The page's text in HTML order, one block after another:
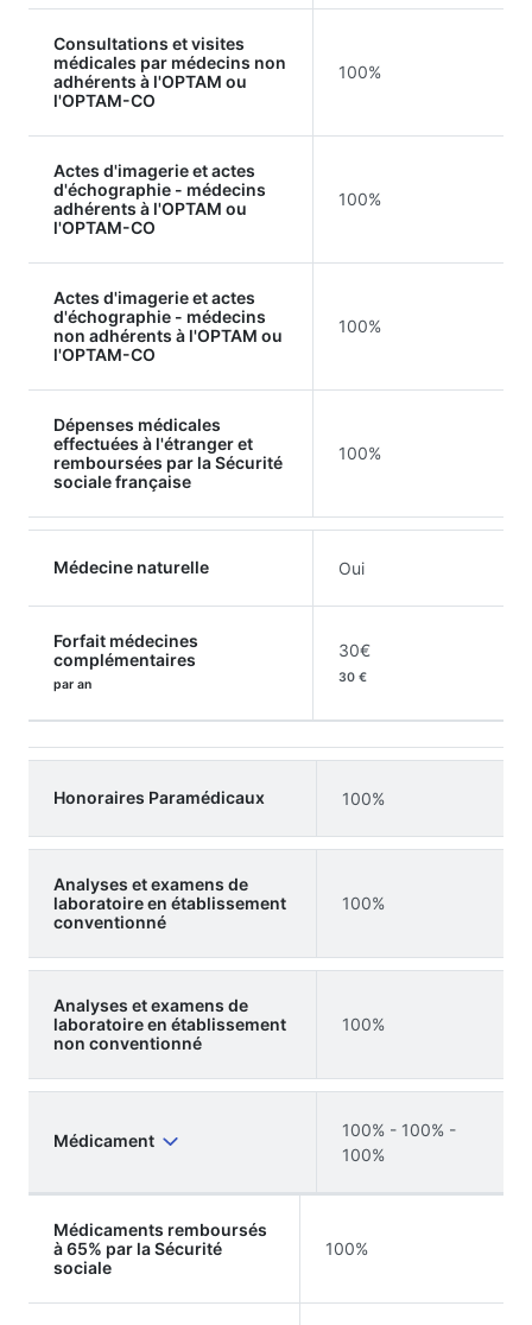
Consultations et visites
médicales par médecins non
adhérents à l'OPTAM ou
l'OPTAM-CO
100%
Actes d'imagerie et actes
d'échographie - médecins
adhérents à l'OPTAM ou
l'OPTAM-CO
100%
Actes d'imagerie et actes
d'échographie - médecins
non adhérents à l'OPTAM ou
l'OPTAM-CO
100%
Dépenses médicales
effectuées à l'étranger et
remboursées par la Sécurité
sociale française
100%
Médecine naturelle Oui
Forfait médecines
complémentaires
par an
30€
30 €
Honoraires Paramédicaux 100%
Analyses et examens de
laboratoire en établissement
conventionné
100%
Analyses et examens de
laboratoire en établissement
non conventionné
100%
Médicament
100% - 100% -
100%
Médicaments remboursés
à 65% par la Sécurité
sociale
100%